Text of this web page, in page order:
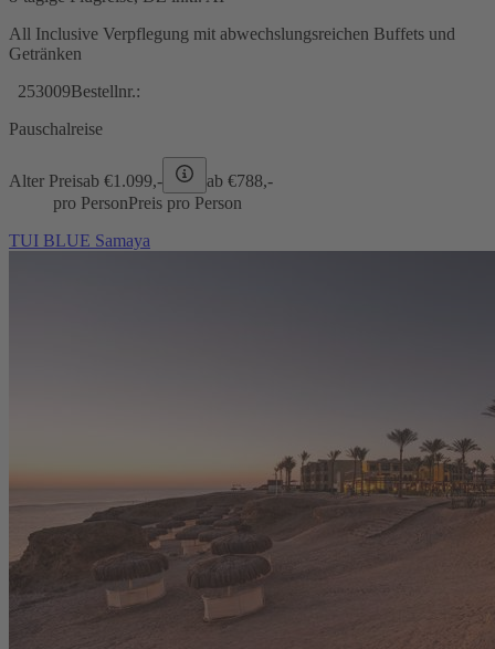
All Inclusive Verpflegung mit abwechslungsreichen Buffets und
Getränken
253009Bestellnr.:
Pauschalreise
Alter Preisab €1.099,- ab €788,-
pro PersonPreis pro Person
TUI BLUE Samaya